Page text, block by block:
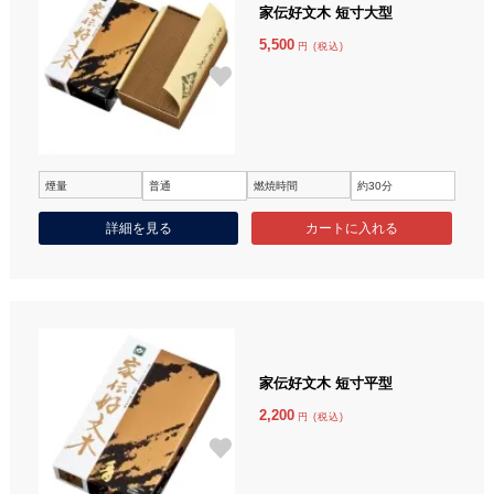
家伝好文木 短寸大型
5,500 円 (税込)
煙量 普通 燃焼時間 約30分
詳細を見る
家伝好文木 短寸平型
2,200 円 (税込)